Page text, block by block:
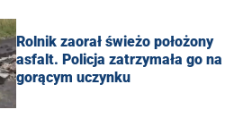
Rolnik zaorał świeżo położony
asfalt. Policja zatrzymała go na
gorącym uczynku